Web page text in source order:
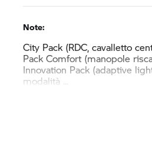
Note:
City Pack (RDC, cavalletto
Pack Comfort (manopole
Innovation Pack (adaptive
modalità